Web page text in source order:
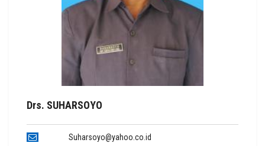
Drs. SUHARSOYO
Suharsoyo@yahoo.co.id